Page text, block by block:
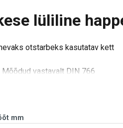
lüliline
otstarbeks kasutatav kett
Mõõdud vastavalt DIN 766
mm